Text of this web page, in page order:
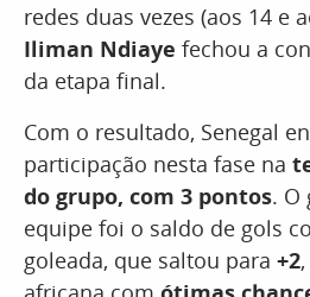
redes duas vezes (aos 14 e
Iliman Ndiaye fechou a
da etapa final.
Com o resultado, Senegal
participação nesta fase na
do grupo, com 3 pontos. O
equipe foi o saldo de gols
goleada, que saltou para +2